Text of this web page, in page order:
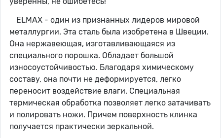
ELMAX - один из признанных лидеров мировой
металлургии. Эта сталь была изобретена в Швеции.
Она нержавеющая, изготавливающаяся из
специального порошка. Обладает большой
износоустойчивостью. Благодаря химическому
составу, она почти не деформируется, легко
переносит воздействие влаги. Специальная
термическая обработка позволяет легко затачивать
и полировать ножи. Причем поверхность клинка
получается практически зеркальной.